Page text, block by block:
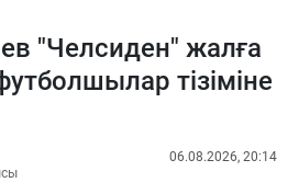
"Челсиден" жалға
тізіміне
06.08.2026, 20:14